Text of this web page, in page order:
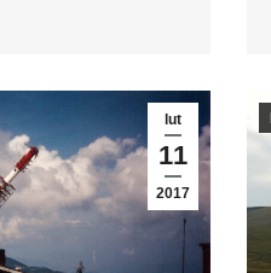
lut
11
2017